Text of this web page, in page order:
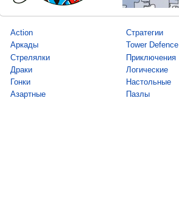
Action
Аркады
Стрелялки
Драки
Гонки
Азартные
Стратегии
Tower Defence
Приключения
Логические
Настольные
Пазлы